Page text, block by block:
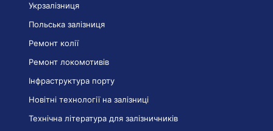
Укрзалізниця
Польська залізниця
Ремонт колії
Ремонт локомотивів
Інфраструктура порту
Новітні технології на залізниці
Технічна література для залізничників